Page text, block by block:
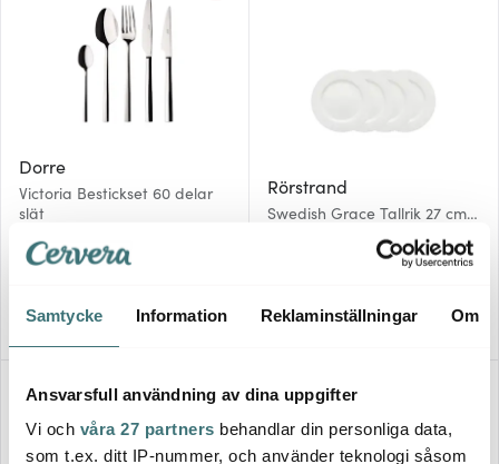
Samtycke Information Reklaminställningar Om
Ansvarsfull användning av dina uppgifter
Vi och våra 27 partners behandlar din personliga data,
som t.ex. ditt IP-nummer, och använder teknologi såsom
Dorre
Victoria Bestickset 60 delar
slät
947 kr 1579 kr
Rörstrand
Swedish Grace Tallrik 27 cm
45%